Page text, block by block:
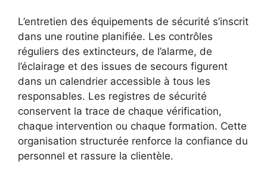
L’entretien des équipements de sécurité s’inscrit
dans une routine planifiée. Les contrôles
réguliers des extincteurs, de l’alarme, de
l’éclairage et des issues de secours figurent
dans un calendrier accessible à tous les
responsables. Les registres de sécurité
conservent la trace de chaque vérification,
chaque intervention ou chaque formation. Cette
organisation structurée renforce la confiance du
personnel et rassure la clientèle.